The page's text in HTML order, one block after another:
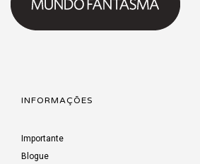
INFORMAÇÕES
Importante
Blogue